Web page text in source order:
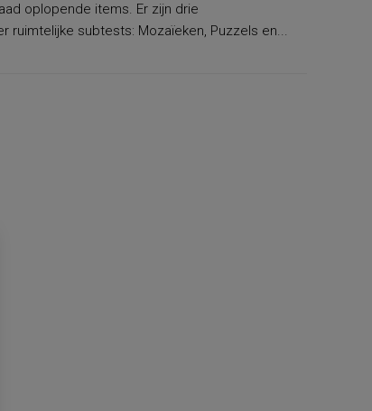
oplopende items. Er zijn drie
subtests: Mozaïeken, Puzzels en...